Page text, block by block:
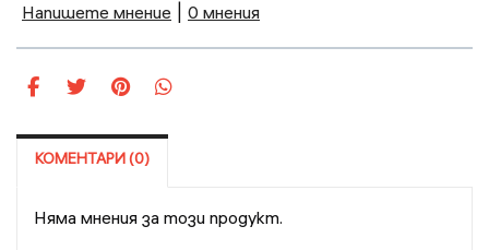
Напишете мнение 0 мнения
КОМЕНТАРИ (0)
Няма мнения за този продукт.